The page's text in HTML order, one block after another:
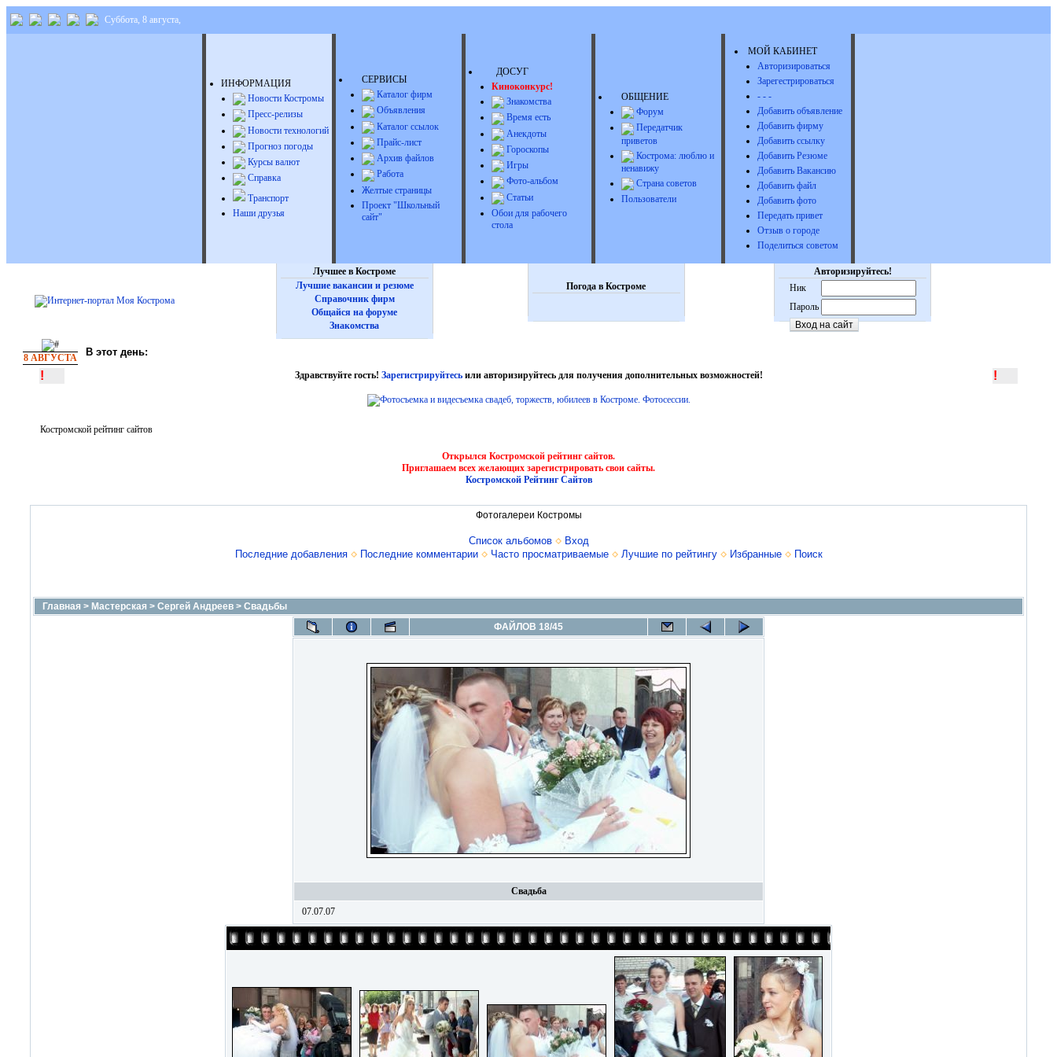
Суббота, 8 августа,
ИНФОРМАЦИЯ
Новости Костромы
Пресс-релизы
Новости технологий
Прогноз погоды
Курсы валют
Справка
Транспорт
Наши друзья
СЕРВИСЫ
Каталог фирм
Объявления
Каталог ссылок
Прайс-лист
Архив файлов
Работа
Желтые страницы
Проект "Школьный
сайт"
ДОСУГ
Киноконкурс!
Знакомства
Время есть
Анекдоты
Гороскопы
Игры
Фото-альбом
Статьи
Обои для рабочего
стола
ОБЩЕНИЕ
Форум
Передатчик
приветов
Кострома: люблю и
ненавижу
Страна советов
Пользователи
МОЙ КАБИНЕТ
Авторизироваться
Зарегестрироваться
- - -
Добавить объявление
Добавить фирму
Добавить ссылку
Добавить Резюме
Добавить Вакансию
Добавить файл
Добавить фото
Передать привет
Отзыв о городе
Поделиться советом
Лучшее в Костроме
Лучшие вакансии и резюме
Справочник фирм
Общайся на форуме
Знакомства
Погода в Костроме
Авторизируйтесь!
Ник
Пароль
8 АВГУСТА В этот день:
! Здравствуйте гость! Зарегистрируйтесьили авторизируйтесь для получения дополнительных возможностей! !
Костромской рейтинг сайтов
Открылся Костромской рейтинг сайтов.
Приглашаем всех желающих зарегистрировать свои сайты.
Костромской Рейтинг Сайтов
Фотогалереи Костромы
Список альбомов
Вход
Последние добавления
Последние комментарии Часто просматриваемые Лучшие по рейтингу Избранные Поиск
Главная > Мастерская > Сергей Андреев > Свадьбы
ФАЙЛОВ 18/45
Свадьба
07.07.07